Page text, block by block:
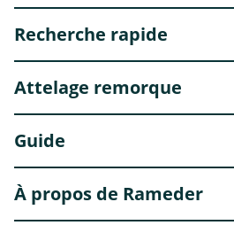
Recherche rapide
Attelage remorque
Guide
À propos de Rameder